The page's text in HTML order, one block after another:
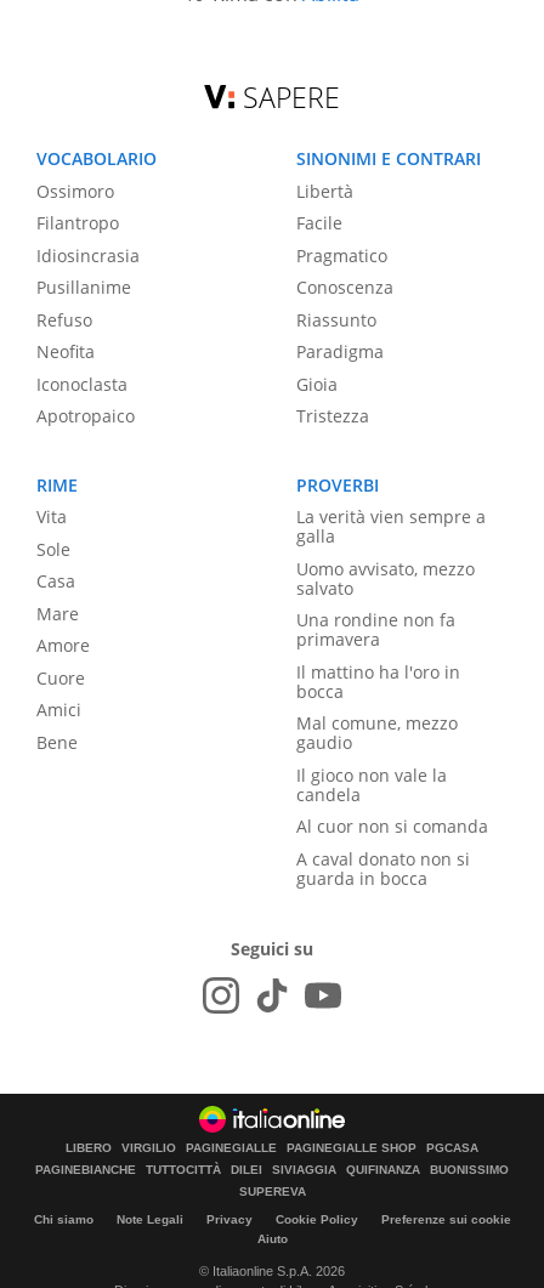
SAPERE
VOCABOLARIO
Ossimoro
Filantropo
Idiosincrasia
Pusillanime
Refuso
Neofita
Iconoclasta
Apotropaico
SINONIMI E CONTRARI
Libertà
Facile
Pragmatico
Conoscenza
Riassunto
Paradigma
Gioia
Tristezza
RIME
Vita
Sole
Casa
Mare
Amore
Cuore
Amici
Bene
PROVERBI
La verità vien sempre a
galla
Uomo avvisato, mezzo
salvato
Una rondine non fa
primavera
Il mattino ha l'oro in
bocca
Mal comune, mezzo
gaudio
Il gioco non vale la
candela
Al cuor non si comanda
A caval donato non si
guarda in bocca
Seguici su
LIBERO VIRGILIO PAGINEGIALLE PAGINEGIALLE SHOP
PGCASA
PAGINEBIANCHE
TUTTOCITTÀ DILEI SIVIAGGIA QUIFINANZA
BUONISSIMO
SUPEREVA
Chi siamo Note Legali Privacy Cookie Policy
Preferenze sui cookie
Aiuto
© Italiaonline S.p.A. 2026